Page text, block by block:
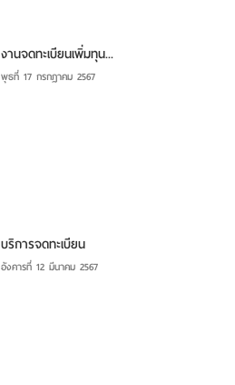
งานจดทะเบียนเพิ่มทุน...
พุธที่ 17 กรกฎาคม 2567
บริการจดทะเบียน
อังคารที่ 12 มีนาคม 2567